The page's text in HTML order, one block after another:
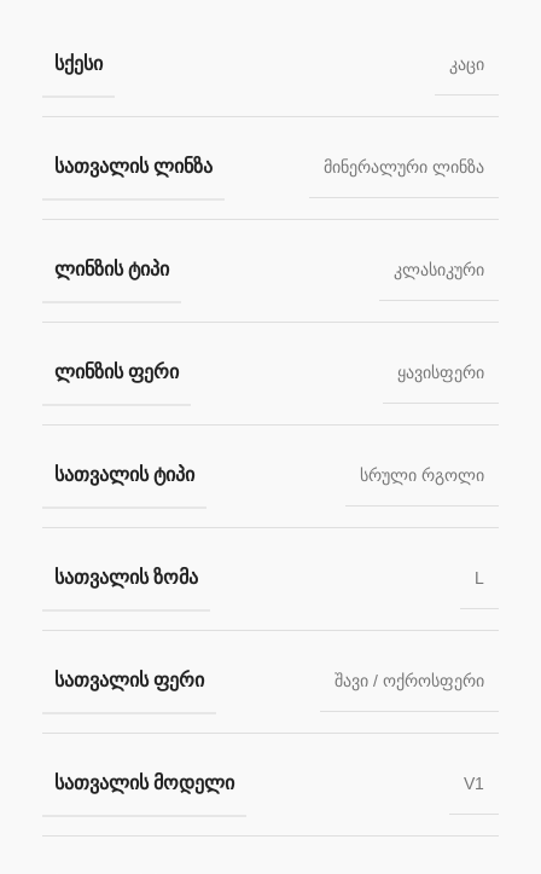
ᲡᲥᲔᲡᲘ კაცი
ᲡᲐᲗᲕᲐᲚᲘᲡ ᲚᲘᲜᲖᲐ მინერალური ლინზა
ᲚᲘᲜᲖᲘᲡ ᲢᲘᲞᲘ კლასიკური
ᲚᲘᲜᲖᲘᲡ ᲤᲔᲠᲘ ყავისფერი
ᲡᲐᲗᲕᲐᲚᲘᲡ ᲢᲘᲞᲘ სრული რგოლი
ᲡᲐᲗᲕᲐᲚᲘᲡ ᲖᲝᲛᲐ L
ᲡᲐᲗᲕᲐᲚᲘᲡ ᲤᲔᲠᲘ შავი / ოქროსფერი
ᲡᲐᲗᲕᲐᲚᲘᲡ ᲛᲝᲓᲔᲚᲘ V1